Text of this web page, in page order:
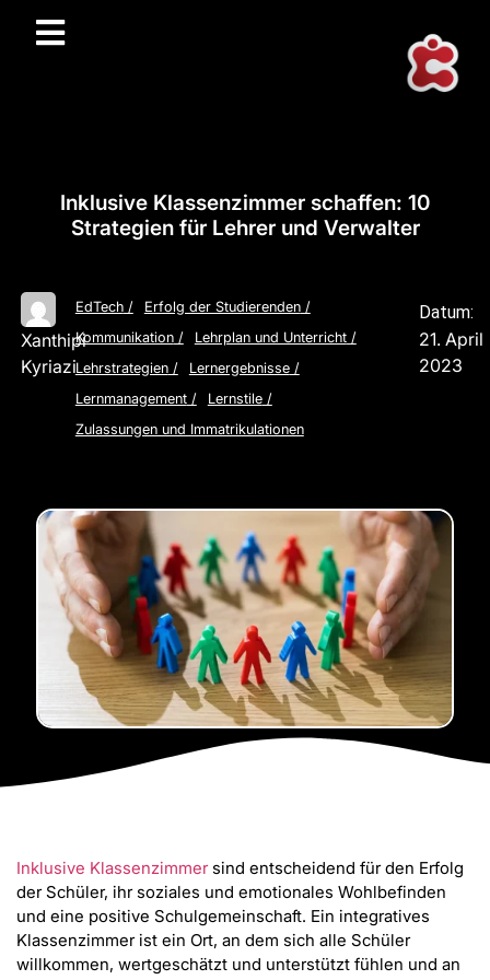
Inklusive Klassenzimmer schaffen: 10
Strategien für Lehrer und Verwalter
Xanthipi
Kyriazi
EdTech/ Erfolg der Studierenden/
Kommunikation/ Lehrplan und Unterricht/
Lehrstrategien/ Lernergebnisse/
Lernmanagement/ Lernstile/
Zulassungen und Immatrikulationen
Datum:
21. April
2023
Inklusive Klassenzimmersind entscheidend für den Erfolg
der Schüler, ihr soziales und emotionales Wohlbefinden
und eine positive Schulgemeinschaft. Ein integratives
Klassenzimmer ist ein Ort, an dem sich alle Schüler
willkommen, wertgeschätzt und unterstützt fühlen und an